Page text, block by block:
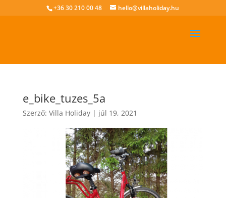
+36 30 210 00 48 hello@villaholiday.hu
e_bike_tuzes_5a
Szerző: Villa Holiday| júl 19, 2021